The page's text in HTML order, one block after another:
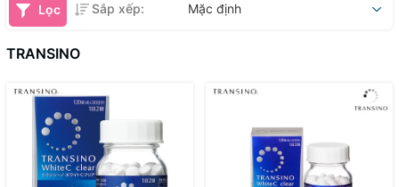
Lọc Sắp xếp: Mặc định
TRANSINO